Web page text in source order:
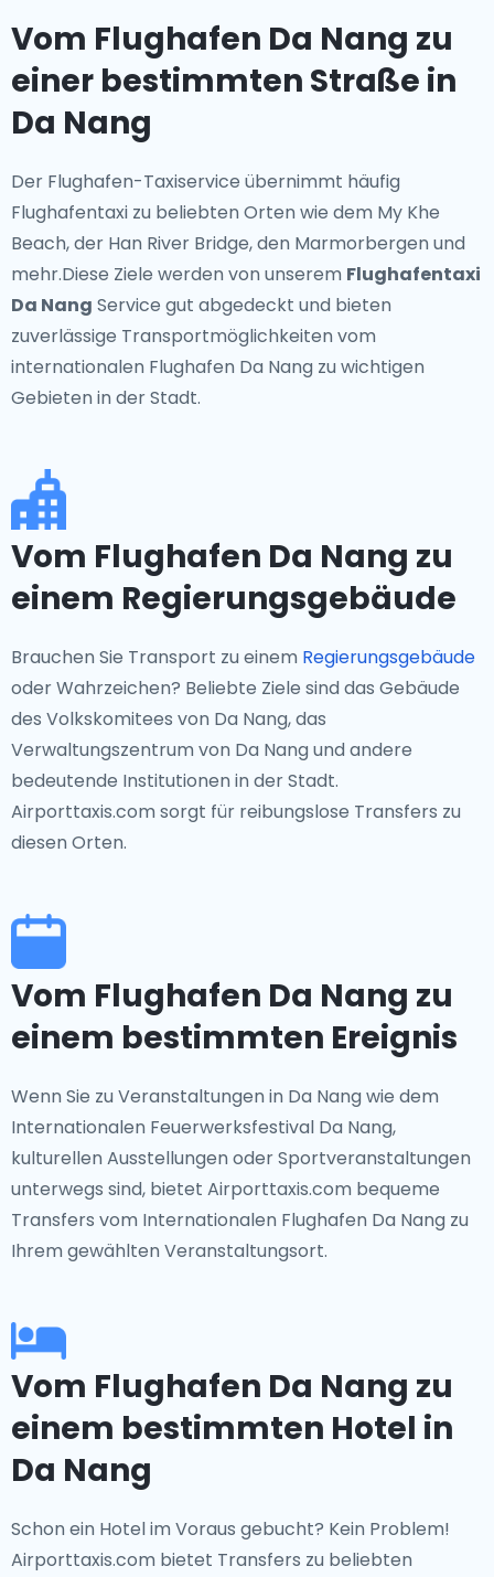
Vom Flughafen Da Nang zu
einer bestimmten Straße in
Da Nang
Der Flughafen-Taxiservice übernimmt häufig
Flughafentaxi zu beliebten Orten wie dem My Khe
Beach, der Han River Bridge, den Marmorbergen und
mehr.Diese Ziele werden von unserem Flughafentaxi
Da Nang Service gut abgedeckt und bieten
zuverlässige Transportmöglichkeiten vom
internationalen Flughafen Da Nang zu wichtigen
Gebieten in der Stadt.
Vom Flughafen Da Nang zu
einem Regierungsgebäude
Brauchen Sie Transport zu einem Regierungsgebäude
oder Wahrzeichen? Beliebte Ziele sind das Gebäude
des Volkskomitees von Da Nang, das
Verwaltungszentrum von Da Nang und andere
bedeutende Institutionen in der Stadt.
Airporttaxis.com sorgt für reibungslose Transfers zu
diesen Orten.
Vom Flughafen Da Nang zu
einem bestimmten Ereignis
Wenn Sie zu Veranstaltungen in Da Nang wie dem
Internationalen Feuerwerksfestival Da Nang,
kulturellen Ausstellungen oder Sportveranstaltungen
unterwegs sind, bietet Airporttaxis.com bequeme
Transfers vom Internationalen Flughafen Da Nang zu
Ihrem gewählten Veranstaltungsort.
Vom Flughafen Da Nang zu
einem bestimmten Hotel in
Da Nang
Schon ein Hotel im Voraus gebucht? Kein Problem!
Airporttaxis.com bietet Transfers zu beliebten